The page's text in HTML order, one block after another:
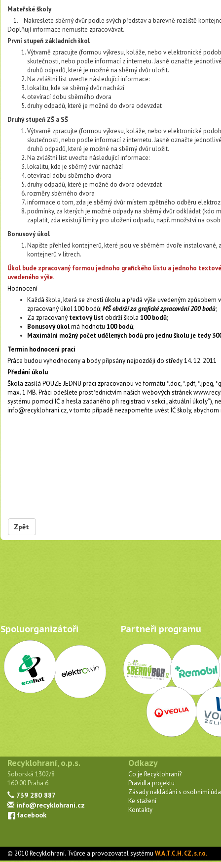
Mateřské školy
1. Nakreslete sběrný dvůr podle svých představ a barevně rozliště
Doplňují informace nemusíte zpracovávat.
První stupeň základních škol
Výtvarně zpracujte (formou výkresu, koláže, nebo v elektronické
skutečnosti, nebo podle informací z internetu. Jasně označte
druhů odpadů, které je možné na sběrný dvůr uložit.
Na zvláštní list uveďte následující informace:
lokalitu, kde se sběrný dvůr nachází
otevírací dobu sběrného dvora
druhy odpadů, které je možné do dvora odevzdat
Druhý stupeň ZŠ a SŠ
Výtvarně zpracujte (formou výkresu, koláže, nebo v elektronické
skutečnosti, nebo podle informací z internetu. Jasně označte
druhů odpadů, které je možné na sběrný dvůr uložit.
Na zvláštní list uveďte následující informace:
lokalitu, kde je sběrný dvůr nachází
otevírací dobu sběrného dvora
druhy odpadů, které je možné do dvora odevzdat
rozměry sběrného dvora
informace o tom, zda je sběrný dvůr místem zpětného odběru
podmínky, za kterých je možné odpady na sběrný dvůr odkládat (kdo
zaplatit, zda existují limity pro uložení odpadu, např. množství na
Bonusový úkol
Napište přehled kontejnerů, které jsou ve sběrném dvoře instalované,
kontejnerů v litrech.
Úkol bude zpracovaný formou jednoho grafického listu a jednoho
uvedeného výše.
Hodnocení
Každá škola, která se zhostí úkolu a předá výše uvedeným způsobem
zpracovaný úkol 100 bodů;MŠ obdrží za grafické zpracování 200 bodů;
Za zpracovaný textový listobdrží škola100 bodů;
Bonusový úkolmá hodnotu100 bodů;
Maximální možný počet udělených bodů pro jednu školu je tedy
Termín hodnocení prací
Práce budou vyhodnoceny a body připsány nejpozději do středy 14. 12. 2011
Předání úkolu
Škola zasílá POUZE JEDNU práci zpracovanou ve formátu *.doc, *.pdf,
max. 1 MB. Práci odešlete prostřednictvím našich webových stránek
systému pomocí IČ a hesla zadaného při registraci v sekci „aktuální úkoly“),
info@recyklohrani.cz,v tomto případě nezapomeňte uvéstIČ školy, abychom
Zpět
Spoluorganizátoři Partneři programu
Recyklohraní, o.p.s.
Soborská 1302/8
160 00 Praha 6
739 280 887
info@recyklohrani.cz
facebook
Odkazy
Co je Recyklohraní?
Pravidla projektu
Zásady nakládání s osobními
Ke stažení
Kontakty
© 2010 Recyklohraní. Tvůrce a provozovatel systémuW.A.T.C.H. CZ, s.r.o.